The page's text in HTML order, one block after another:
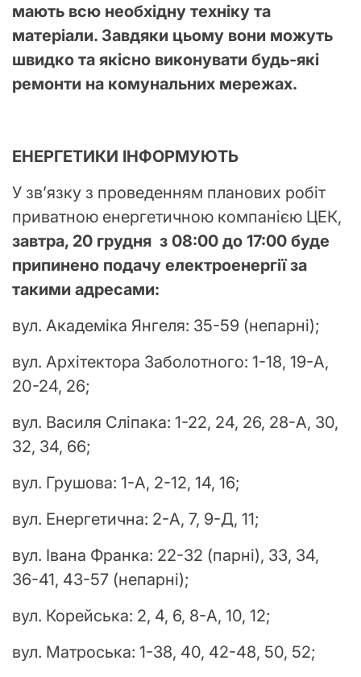
мають всю необхідну техніку та
матеріали. Завдяки цьому вони можуть
швидко та якісно виконувати будь-які
ремонти на комунальних мережах.
ЕНЕРГЕТИКИ ІНФОРМУЮТЬ
У зв’язку з проведенням планових робіт
приватною енергетичною компанією ЦЕК,
завтра, 20 грудня з 08:00 до 17:00 буде
припинено подачу електроенергії за
такими адресами:
вул. Академіка Янгеля: 35-59 (непарні);
вул. Архітектора Заболотного: 1-18, 19-А,
20-24, 26;
вул. Василя Сліпака: 1-22, 24, 26, 28-А, 30,
32, 34, 66;
вул. Грушова: 1-А, 2-12, 14, 16;
вул. Енергетична: 2-А, 7, 9-Д, 11;
вул. Івана Франка: 22-32 (парні), 33, 34,
36-41, 43-57 (непарні);
вул. Корейська: 2, 4, 6, 8-А, 10, 12;
вул. Матроська: 1-38, 40, 42-48, 50, 52;